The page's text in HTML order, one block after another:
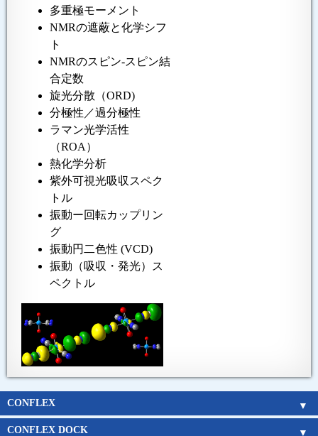
多重極モーメント
NMRの遮蔽と化学シフ
ト
NMRのスピン-スピン結
合定数
旋光分散（ORD)
分極性／過分極性
ラマン光学活性
（ROA）
熱化学分析
紫外可視光吸収スペク
トル
振動ー回転カップリン
グ
振動円二色性 (VCD)
振動（吸収・発光）ス
ペクトル
CONFLEX
CONFLEX
Parallel CONFLEX
Interface
新機能
アルゴリズム
Gaussianとの連携
チュートリアルムービー
価格表 企業
官公庁
教育機関
CONFLEX DOCK